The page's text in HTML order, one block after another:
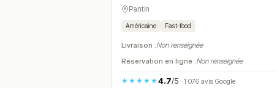
Pantin
Américaine Fast-food
Livraison :Non renseignée
Réservation en ligne :Non renseignée
★★★★★4.7/5· 1 076 avis Google